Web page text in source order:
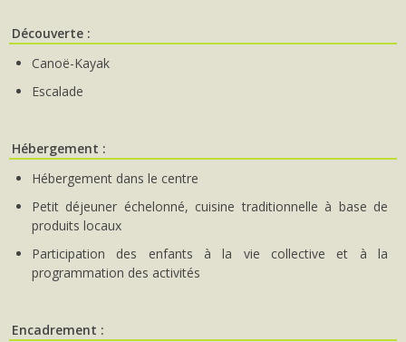
Découverte :
Canoë-Kayak
Escalade
Hébergement :
Hébergement dans le centre
Petit déjeuner échelonné, cuisine traditionnelle à base de
produits locaux
Participation des enfants à la vie collective et à la
programmation des activités
Encadrement :